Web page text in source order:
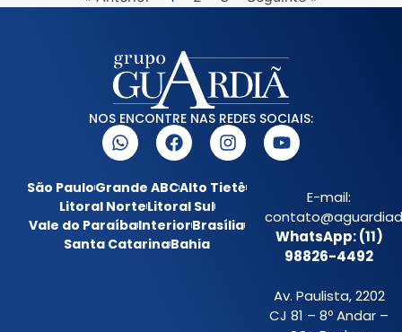
NOS ENCONTRE NAS REDES SOCIAIS:
São PauloGrande ABCAlto Tietê
Litoral NorteLitoral Sul
Vale do ParaíbaInteriorBrasília
Santa CatarinaBahia
E-mail:
WhatsApp: (11)
98826-4492
Av. Paulista, 2202
CJ 81 – 8º Andar –